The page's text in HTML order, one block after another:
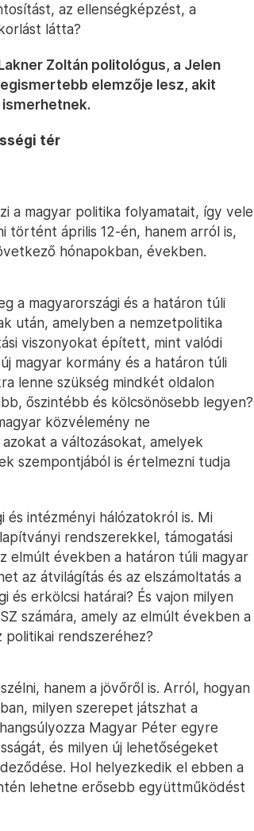
az ellenségképzést, a
látta?
Zoltán politológus, a Jelen
elemzője lesz, akit
ismerhetnek.
tér
a magyar politika folyamatait, így vele
történt április 12-én, hanem arról is,
hónapokban, években.
a magyarországi és a határon túli
után, amelyben a nemzetpolitika
viszonyokat épített, mint valódi
magyar kormány és a határon túli
lenne szükség mindkét oldalon
őszintébb és kölcsönösebb legyen?
közvélemény ne
a változásokat, amelyek
szempontjából is értelmezni tudja
és intézményi hálózatokról is. Mi
rendszerekkel, támogatási
elmúlt években a határon túli magyar
az átvilágítás és az elszámoltatás a
és erkölcsi határai? És vajon milyen
számára, amely az elmúlt években a
rendszeréhez?
hanem a jövőről is. Arról, hogyan
milyen szerepet játszhat a
Magyar Péter egyre
és milyen új lehetőségeket
Hol helyezkedik el ebben a
lehetne erősebb együttműködést